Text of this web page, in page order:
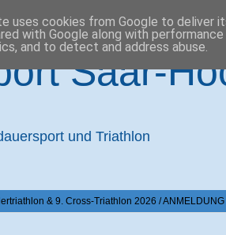
Saar-
und Triathlon
& 9. Cross-Triathlon 2026 /
uses cookies from Google to deliver
with Google along with
and to detect and address abuse.